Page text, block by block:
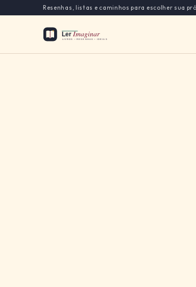
Resenhas, listas e caminhos para escolher sua